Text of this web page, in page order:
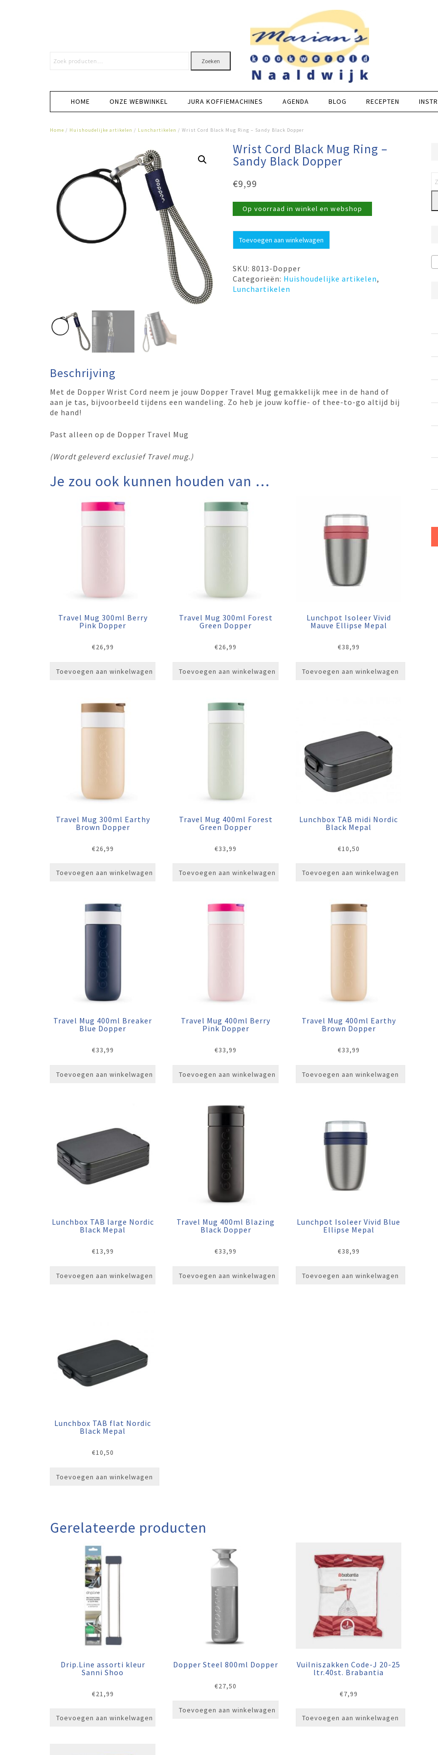
Zoeken
HOME ONZE WEBWINKEL JURA KOFFIEMACHINES AGENDA BLOG RECEPTEN
Home / Huishoudelijke artikelen / Lunchartikelen / Wrist Cord Black Mug Ring – Sandy Black Dopper
Wrist Cord Black Mug Ring –
Sandy Black Dopper
€9,99
Op voorraad in winkel en webshop
Cord
Mug
Ring
-
Toevoegen aan winkelwagen
SKU:8013-Dopper
Categorieën: Huishoudelijke artikelen,
Lunchartikelen
Beschrijving
Met de Dopper Wrist Cord neem je jouw Dopper Travel Mug gemakkelijk mee in de hand of
aan je tas, bijvoorbeeld tijdens een wandeling. Zo heb je jouw koffie- of thee-to-go altijd bij
de hand!
Past alleen op de Dopper Travel Mug
(Wordt geleverd exclusief Travel mug.)
Je zou ook kunnen houden van …
Travel Mug 300ml Berry
Pink Dopper
€26,99
Toevoegen aan winkelwagen
Travel Mug 300ml Forest
Green Dopper
€26,99
Toevoegen aan winkelwagen
Lunchpot Isoleer Vivid
Mauve Ellipse Mepal
€38,99
Toevoegen aan winkelwagen
Travel Mug 300ml Earthy
Brown Dopper
€26,99
Toevoegen aan winkelwagen
Travel Mug 400ml Forest
Green Dopper
€33,99
Toevoegen aan winkelwagen
Lunchbox TAB midi Nordic
Black Mepal
€10,50
Toevoegen aan winkelwagen
Travel Mug 400ml Breaker
Blue Dopper
€33,99
Toevoegen aan winkelwagen
Travel Mug 400ml Berry
Pink Dopper
€33,99
Toevoegen aan winkelwagen
Travel Mug 400ml Earthy
Brown Dopper
€33,99
Toevoegen aan winkelwagen
Lunchbox TAB large Nordic
Black Mepal
€13,99
Toevoegen aan winkelwagen
Travel Mug 400ml Blazing
Black Dopper
€33,99
Toevoegen aan winkelwagen
Lunchpot Isoleer Vivid Blue
Ellipse Mepal
€38,99
Toevoegen aan winkelwagen
Lunchbox TAB flat Nordic
Black Mepal
€10,50
Toevoegen aan winkelwagen
Gerelateerde producten
Drip.Line assorti kleur
Sanni Shoo
€21,99
Toevoegen aan winkelwagen
Dopper Steel 800ml Dopper
€27,50
Toevoegen aan winkelwagen
Vuilniszakken Code-J 20-25
ltr.40st. Brabantia
€7,99
Toevoegen aan winkelwagen